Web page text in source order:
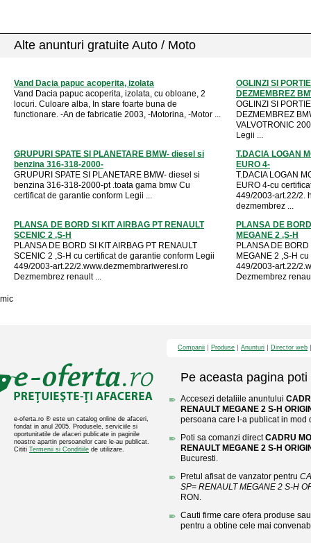
Alte anunturi gratuite Auto / Moto
Vand Dacia papuc acoperita, izolata
Vand Dacia papuc acoperita, izolata, cu obloane, 2
locuri. Culoare alba, In stare foarte buna de
functionare. -An de fabricatie 2003, -Motorina, -Motor ...
OGLINZI SI
DEZMEMBREZ
OGLINZI SI
DEZMEMBREZ
VALVOTRONIC
Legii ...
GRUPURI SPATE SI PLANETARE BMW- diesel si
benzina 316-318-2000-
GRUPURI SPATE SI PLANETARE BMW- diesel si
benzina 316-318-2000-pt .toata gama bmw Cu
certificat de garantie conform Legii ...
T.DACIA LOGAN
EURO 4-
T.DACIA LOGAN
EURO 4-cu
449/2003-art.22/2.
dezmembrez ...
PLANSA DE BORD SI KIT AIRBAG PT RENAULT
SCENIC 2 ,S-H
PLANSA DE BORD SI KIT AIRBAG PT RENAULT
SCENIC 2 ,S-H cu certificat de garantie conform Legii
449/2003-art.22/2.www.dezmembrariweresi.ro
Dezmembrez renault ...
PLANSA DE
MEGANE 2 ,S-H
PLANSA DE
MEGANE 2 ,S-H
449/2003-art.22/
Dezmembrez
mic
e-oferta.ro ® este un catalog online de afaceri,
fondat in anul 2005. Produsele, serviciile si
oportunitatile de afaceri publicate in paginile
noastre apartin persoanelor care le-au publicat.
Cititi Termenii si Conditiile de utilizare.
Companii Produse Anunturi Director web
Pe aceasta pagina poti
Accesezi detaliile anuntului
RENAULT MEGANE 2 S-H
persoana care l-a publicat in mod
Poti sa comanzi directCADRU
RENAULT MEGANE 2 S-H
Bucuresti.
Pretul afisat de vanzator pentru
SP= RENAULT MEGANE 2 S-H
RON.
Cauti firme care ofera produse
pentru a obtine cele mai